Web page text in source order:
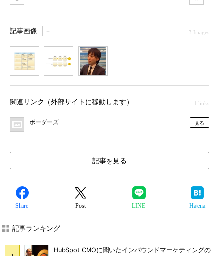
記事画像 ＋ 3 Images
関連リンク（外部サイトに移動します） 1 links
ボーダーズ 見る
記事を見る
Share Post LINE Hatena
記事ランキング
HubSpot CMOに聞いたインバウンドマーケティングの